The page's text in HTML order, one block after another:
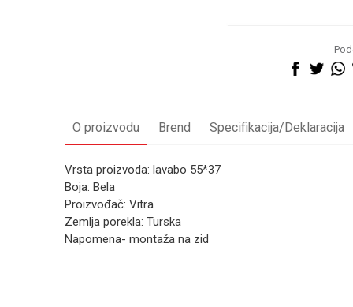
O proizvodu Brend Specifikacija/Deklaracija
Vrsta proizvoda: lavabo 55*37
Boja: Bela
Proizvođač: Vitra
Zemlja porekla: Turska
Napomena- montaža na zid